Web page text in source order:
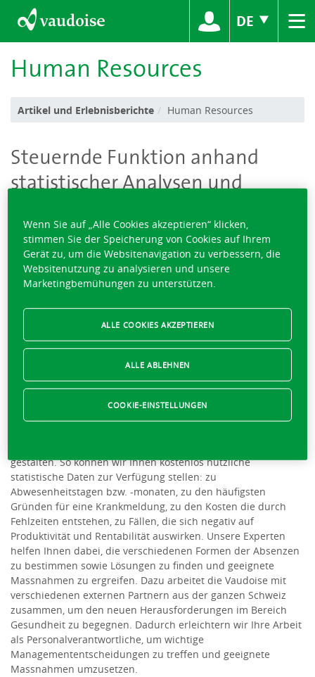
DE ≡
Human Resources
Artikel und Erlebnisberichte Human Resources
Steuernde Funktion anhand
statistischer Analysen und
Die Produktionsprozesse, das Betriebsklima und Daten aus
Abwesenheitsmanagementprogrammen liefern wertvolle
Informationen darüber, wie es generell um die Gesundheit
der Mitarbeitenden und damit um die des Unternehmens
bestellt ist. Die von Arbeitgebern eingerichteten Systeme
lassen sich mit Statistiken des Versicherers noch verbessern:
Personalressourcen können besser gesteuert, körperliche und
psychische Beeinträchtigungen der Mitarbeitenden reduziert
werden.
Wenn Sie seit mindestens einem Jahr eine Unfall- oder
gestalten. So können wir Ihnen kostenlos nützliche
statistische Daten zur Verfügung stellen: zu
Abwesenheitstagen bzw. -monaten, zu den häufigsten
Gründen für eine Krankmeldung, zu den Kosten die durch
Fehlzeiten entstehen, zu Fällen, die sich negativ auf
Produktivität und Rentabilität auswirken. Unsere Experten
helfen Ihnen dabei, die verschiedenen Formen der Absenzen
zu bestimmen sowie Lösungen zu finden und geeignete
Massnahmen zu ergreifen. Dazu arbeitet die Vaudoise mit
verschiedenen externen Partnern aus der ganzen Schweiz
zusammen, um den neuen Herausforderungen im Bereich
Gesundheit zu begegnen. Dadurch erleichtern wir Ihre Arbeit
als Personalverantwortliche, um wichtige
Managemententscheidungen zu treffen und geeignete
Massnahmen umzusetzen.
Wenn Sie auf „Alle Cookies akzeptieren“ klicken,
stimmen Sie der Speicherung von Cookies auf Ihrem
Gerät zu, um die Websitenavigation zu verbessern, die
Websitenutzung zu analysieren und unsere
Marketingbemühungen zu unterstützen.
ALLE ABLEHNEN
ALLE COOKIES AKZEPTIEREN
COOKIE-EINSTELLUNGEN